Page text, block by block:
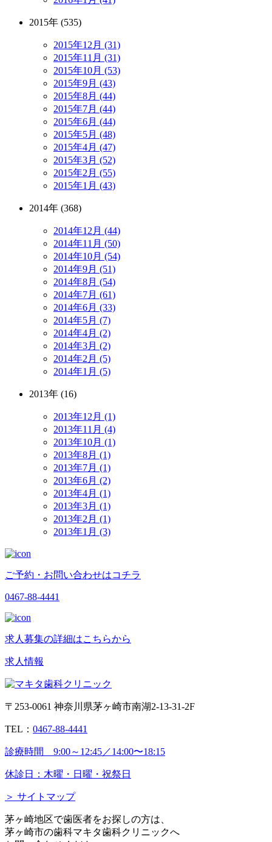
2015年 (535)
2015年12月 (31)
2015年11月 (31)
2015年10月 (53)
2015年9月 (43)
2015年8月 (44)
2015年7月 (44)
2015年6月 (44)
2015年5月 (48)
2015年4月 (47)
2015年3月 (52)
2015年2月 (55)
2015年1月 (43)
2014年 (368)
2014年12月 (44)
2014年11月 (50)
2014年10月 (54)
2014年9月 (51)
2014年8月 (54)
2014年7月 (61)
2014年6月 (33)
2014年5月 (7)
2014年4月 (2)
2014年3月 (2)
2014年2月 (5)
2014年1月 (5)
2013年 (16)
2013年12月 (1)
2013年11月 (4)
2013年10月 (1)
2013年8月 (1)
2013年7月 (1)
2013年6月 (2)
2013年4月 (1)
2013年3月 (1)
2013年2月 (1)
2013年1月 (3)
ご予約・お問い合わせはコチラ
0467-88-4441
求人募集の詳細はこちらから
求人情報
〒253-0061 神奈川県茅ヶ崎市南湖2-13-31-2F
TEL： 0467-88-4441
診療時間 9:00～12:45／14:00〜18:15
休診日：木曜・日曜・祝祭日
＞ サイトマップ
茅ヶ崎地区で歯医者をお探しの方は、
茅ヶ崎市の歯科マキタ歯科クリニックへ